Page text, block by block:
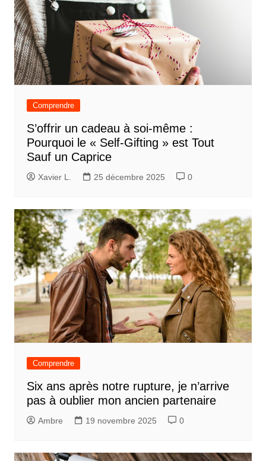
Comprendre
S’offrir un cadeau à soi-même :
Pourquoi le « Self-Gifting » est Tout
Sauf un Caprice
Xavier L. 25 décembre 2025 0
Comprendre
Six ans après notre rupture, je n’arrive
pas à oublier mon ancien partenaire
Ambre 19 novembre 2025 0